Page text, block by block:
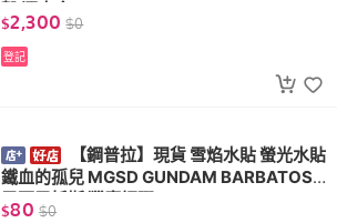
$2,300 $0
登記
【鋼普拉】現貨 雪焰水貼 螢光水貼
鐵血的孤兒 MGSD GUNDAM BARBATOS
巴爾巴托斯 獵魔鋼彈
$80 $0